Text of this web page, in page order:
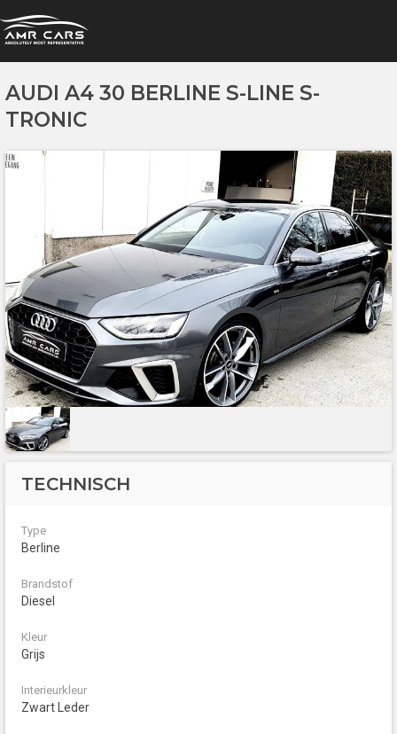
AUDI A4 30 BERLINE S-LINE S-
TRONIC
TECHNISCH
Type
Berline
Brandstof
Diesel
Kleur
Grijs
Interieurkleur
Zwart Leder